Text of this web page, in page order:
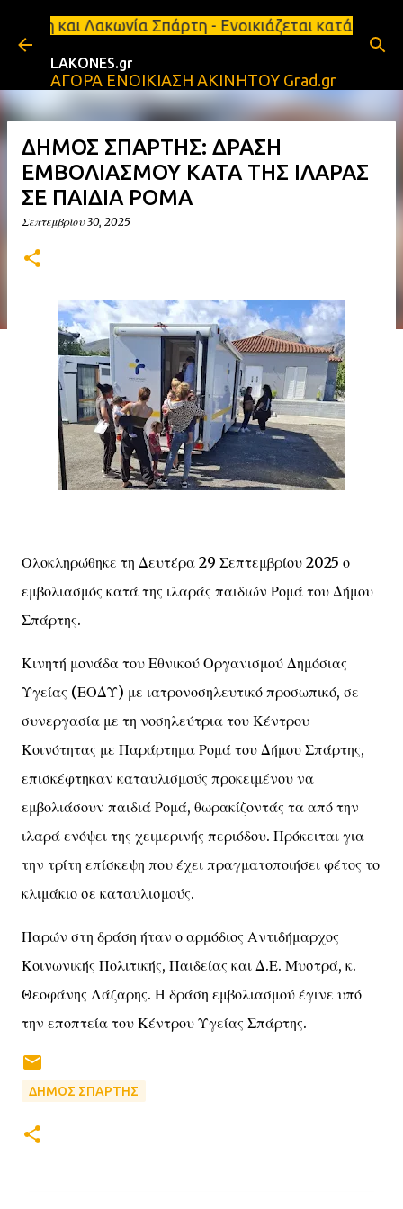
Μετάβαση στο κύριο περιεχόμενο
Σπάρτη - Ενοικιάζεται κατάστημα 134
LAKONES.gr
ΑΓΟΡΑ ΕΝΟΙΚΙΑΣΗ ΑΚΙΝΗΤΟΥ Grad.gr
ΔΗΜΟΣ ΣΠΑΡΤΗΣ: ΔΡΑΣΗ
ΕΜΒΟΛΙΑΣΜΟΥ ΚΑΤΑ ΤΗΣ ΙΛΑΡΑΣ
ΣΕ ΠΑΙΔΙΑ ΡΟΜΑ
Σεπτεμβρίου 30, 2025
Ολοκληρώθηκε τη Δευτέρα 29 Σεπτεμβρίου 2025 ο
εμβολιασμός κατά της ιλαράς παιδιών Ρομά του Δήμου
Σπάρτης.
Κινητή μονάδα του Εθνικού Οργανισμού Δημόσιας
Υγείας (ΕΟΔΥ) με ιατρονοσηλευτικό προσωπικό, σε
συνεργασία με τη νοσηλεύτρια του Κέντρου
Κοινότητας με Παράρτημα Ρομά του Δήμου Σπάρτης,
επισκέφτηκαν καταυλισμούς προκειμένου να
εμβολιάσουν παιδιά Ρομά, θωρακίζοντάς τα από την
ιλαρά ενόψει της χειμερινής περιόδου. Πρόκειται για
την τρίτη επίσκεψη που έχει πραγματοποιήσει φέτος το
κλιμάκιο σε καταυλισμούς.
Παρών στη δράση ήταν ο αρμόδιος Αντιδήμαρχος
Κοινωνικής Πολιτικής, Παιδείας και Δ.Ε. Μυστρά, κ.
Θεοφάνης Λάζαρης. Η δράση εμβολιασμού έγινε υπό
την εποπτεία του Κέντρου Υγείας Σπάρτης.
ΔΗΜΟΣ ΣΠΑΡΤΗΣ